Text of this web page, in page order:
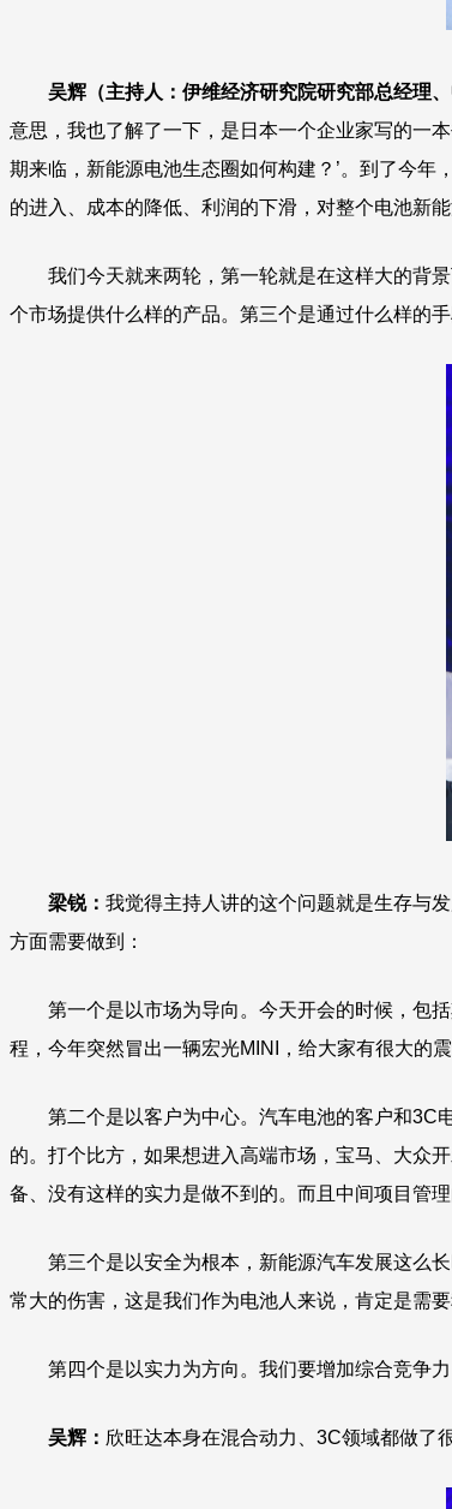
吴辉（主持人：伊维经济研究院研究部总经理
意思，我也了解了一下，是日本一个企业家写的一
期来临，新能源电池生态圈如何构建？’。到了今
的进入、成本的降低、利润的下滑，对整个电池新
我们今天就来两轮，第一轮就是在这样大的背
个市场提供什么样的产品。第三个是通过什么样的手
梁锐： 我觉得主持人讲的这个问题就是生存与
方面需要做到：
第一个是以市场为导向。今天开会的时候，包
程，今年突然冒出一辆宏光MINI
，给大家有很大的
第二个是以客户为中心。汽车电池的客户和3C
的。打个比方，如果想进入高端市场，宝马、大众
备、没有这样的实力是做不到的。而且中间项目管
第三个是以安全为根本，新能源汽车发展这么
常大的伤害，这是我们作为电池人来说，肯定是需
第四个是以实力为方向。我们要增加综合竞争
吴辉： 欣旺达本身在混合动力、3C领域都做了